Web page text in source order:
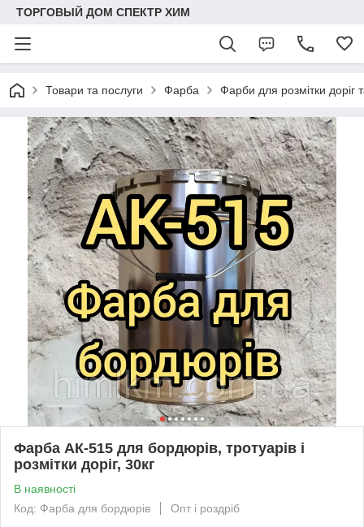
ТОРГОВЫЙ ДОМ СПЕКТР ХИМ
Товари та послуги Фарба Фарби для розмітки
Фарба АК-515 для бордюрів, тротуарів і
розмітки доріг, 30кг
В наявності
Код: Фарба для бордюрів
Опт і роздріб